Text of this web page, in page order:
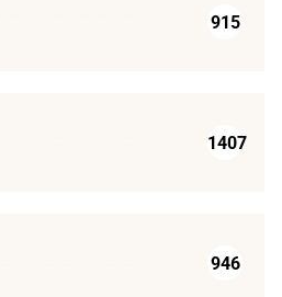
915
1407
946